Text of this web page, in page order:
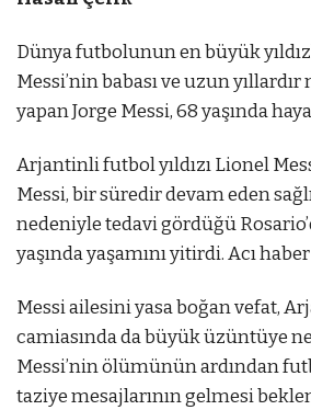
Dünya futbolunun en büyük
Messi’nin babası ve uzun
yapan Jorge Messi, 68 yaşında
Arjantinli futbol yıldızı Lionel
Messi, bir süredir devam eden
nedeniyle tedavi gördüğü
yaşında yaşamını yitirdi. Acı
Messi ailesini yasa boğan vefat,
camiasında da büyük üzüntüye
Messi’nin ölümünün ardından
taziye mesajlarının gelmesi